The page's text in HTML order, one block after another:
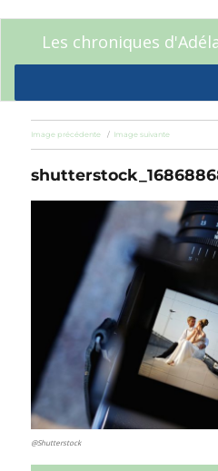
Les chroniques
Image précédente Image suivante
@Shutterstock